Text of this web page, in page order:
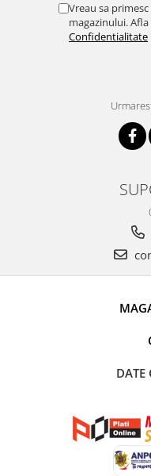
Vreau sa
magazinului.
Confidentialitate
DATE